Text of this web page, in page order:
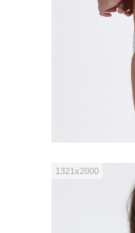
1321x2000